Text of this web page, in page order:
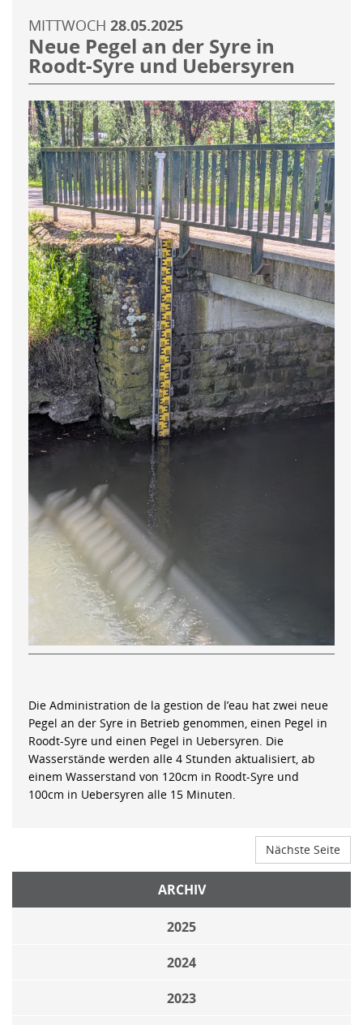
MITTWOCH 28.05.2025
Neue Pegel an der Syre in
Roodt-Syre und Uebersyren
Die Administration de la gestion de l’eau hat zwei neue
Pegel an der Syre in Betrieb genommen, einen Pegel in
Roodt-Syre und einen Pegel in Uebersyren. Die
Wasserstände werden alle 4 Stunden aktualisiert, ab
einem Wasserstand von 120cm in Roodt-Syre und
100cm in Uebersyren alle 15 Minuten.
Nächste Seite
ARCHIV
2025
2024
2023